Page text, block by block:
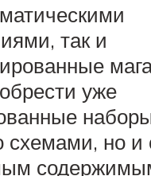
так и
уже
схемами, но и